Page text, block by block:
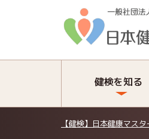
健検を知る
【健検】日本健康マス